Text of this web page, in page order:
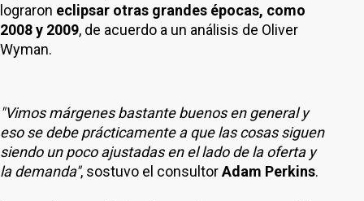
lograron eclipsar otras grandes épocas, como
2008 y 2009, de acuerdo a un análisis de Oliver
Wyman.
"Vimos márgenes bastante buenos en general y
eso se debe prácticamente a que las cosas siguen
siendo un poco ajustadas en el lado de la oferta y
la demanda", sostuvo el consultorAdam Perkins.